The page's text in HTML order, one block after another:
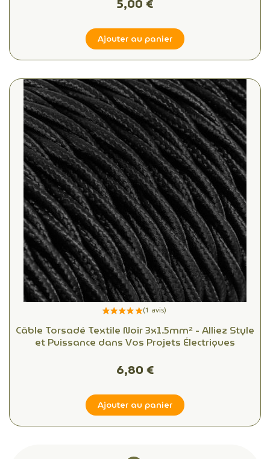
5,00 €
Ajouter au panier
Câble Torsadé Textile Noir 3x1.5mm² - Alliez Style
et Puissance dans Vos Projets Électriques
6,80 €
Ajouter au panier